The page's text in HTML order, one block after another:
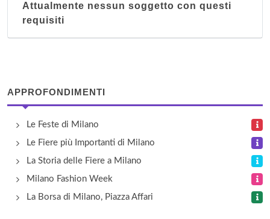
Attualmente nessun soggetto con questi
requisiti
APPROFONDIMENTI
Le Feste di Milano
Le Fiere più Importanti di Milano
La Storia delle Fiere a Milano
Milano Fashion Week
La Borsa di Milano, Piazza Affari